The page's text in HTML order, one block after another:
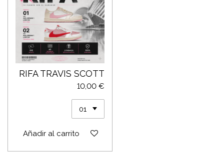
RIFA TRAVIS SCOTT
10,00 €
Añadir al carrito